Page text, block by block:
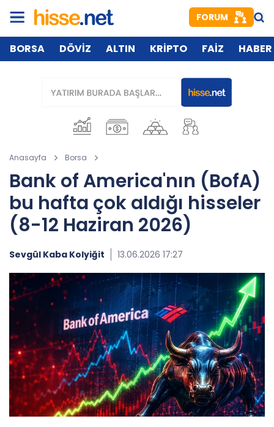
FORUM
BORSA DÖVİZ ALTIN KRİPTO FAİZ HABER
Anasayfa Borsa
Bank of America'nın (BofA)
bu hafta çok aldığı hisseler
(8-12 Haziran 2026)
Sevgül Kaba Kolyiğit 13.06.2026 17:27